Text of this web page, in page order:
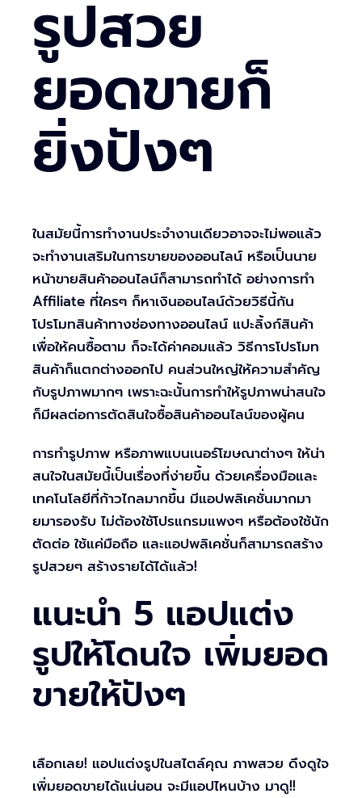
รูปสวย
ยอดขายก็
ยิ่งปังๆ
ในสมัยนี้การทำงานประจำงานเดียวอาจจะไม่พอแล้ว
จะทำงานเสริมในการขายของออนไลน์ หรือเป็นนาย
หน้าขายสินค้าออนไลน์ก็สามารถทำได้ อย่างการทำ
Affiliate ที่ใครๆ ก็หาเงินออนไลน์ด้วยวิธีนี้กัน
โปรโมทสินค้าทางช่องทางออนไลน์ แปะลิ้งก์สินค้า
เพื่อให้คนซื้อตาม ก็จะได้ค่าคอมแล้ว วิธีการโปรโมท
สินค้าก็แตกต่างออกไป คนส่วนใหญ่ให้ความสำคัญ
กับรูปภาพมากๆ เพราะฉะนั้นการทำให้รูปภาพน่าสนใจ
ก็มีผลต่อการตัดสินใจซื้อสินค้าออนไลน์ของผู้คน
การทำรูปภาพ หรือภาพแบนเนอร์โฆษณาต่างๆ ให้น่า
สนใจในสมัยนี้เป็นเรื่องที่ง่ายขึ้น ด้วยเครื่องมือและ
เทคโนโลยีที่ก้าวไกลมากขึ้น มีแอปพลิเคชั่นมากมา
ยมารองรับ ไม่ต้องใช้โปรแกรมแพงๆ หรือต้องใช้นัก
ตัดต่อ ใช้แค่มือถือ และแอปพลิเคชั่นก็สามารถสร้าง
รูปสวยๆ สร้างรายได้ได้แล้ว!
แนะนำ 5 แอปแต่ง
รูปให้โดนใจ เพิ่มยอด
ขายให้ปังๆ
เลือกเลย! แอปแต่งรูปในสไตล์คุณ ภาพสวย ดึงดูใจ
เพิ่มยอดขายได้แน่นอน จะมีแอปไหนบ้าง มาดู!!